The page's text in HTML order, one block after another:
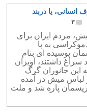
یا دربند
۳
مردم ایران برای
به پا
پوسیده ای بنام
سراغ داشتند، آویزان
این جانوران گرگ
لباس میش در آمده
ریسمان پاره شد و ملت
چاه سرنگون نمود.